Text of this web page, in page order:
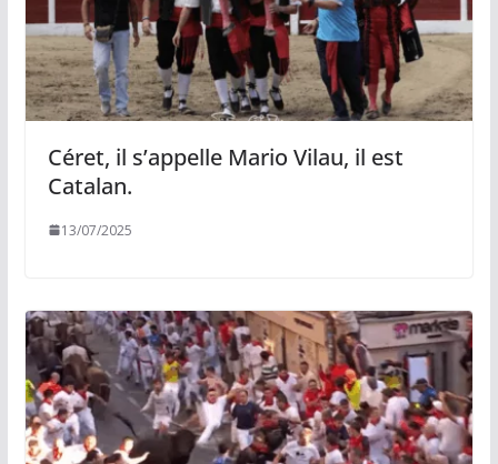
Céret, il s’appelle Mario Vilau, il est
Catalan.
13/07/2025